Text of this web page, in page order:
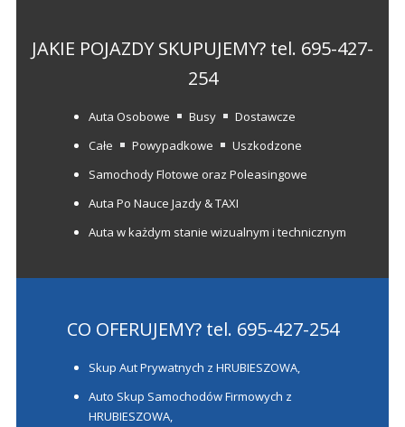
JAKIE POJAZDY SKUPUJEMY? tel. 695-427-
254
Auta Osobowe Busy
Dostawcze
Całe
Powypadkowe
Uszkodzone
Samochody Flotowe oraz Poleasingowe
Auta Po Nauce Jazdy & TAXI
Auta w każdym stanie wizualnym i technicznym
CO OFERUJEMY? tel. 695-427-254
Skup Aut Prywatnych z HRUBIESZOWA,
Auto Skup Samochodów Firmowych z
HRUBIESZOWA,